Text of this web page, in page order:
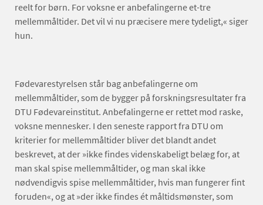
reelt for børn. For voksne er anbefalingerne et-tre
mellemmåltider. Det vil vi nu præcisere mere tydeligt,« siger
hun.
Fødevarestyrelsen står bag anbefalingerne om
mellemmåltider, som de bygger på forskningsresultater fra
DTU Fødevareinstitut. Anbefalingerne er rettet mod raske,
voksne mennesker. I den seneste rapport fra DTU om
kriterier for mellemmåltider bliver det blandt andet
beskrevet, at der »ikke findes videnskabeligt belæg for, at
man skal spise mellemmåltider, og man skal ikke
nødvendigvis spise mellemmåltider, hvis man fungerer fint
foruden«, og at »der ikke findes ét måltidsmønster, som